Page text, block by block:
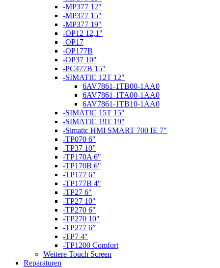
-MP377 12"
-MP377 15"
-MP377 19"
-OP12 12,1"
-OP17
-OP177B
-OP37 10"
-PC477B 15"
-SIMATIC 12T 12"
6AV7861-1TB00-1AA0
6AV7861-1TA00-1AA0
6AV7861-1TB10-1AA0
-SIMATIC 15T 15"
-SIMATIC 19T 19"
-Simatic HMI SMART 700 IE 7"
-TP070 6"
-TP37 10”
-TP170A 6"
-TP170B 6"
-TP177 6"
-TP177B 4"
-TP27 6"
-TP27 10"
-TP270 6"
-TP270 10"
-TP277 6”
-TP7 4"
-TP1200 Comfort
Weitere Touch Screen
Reparaturen